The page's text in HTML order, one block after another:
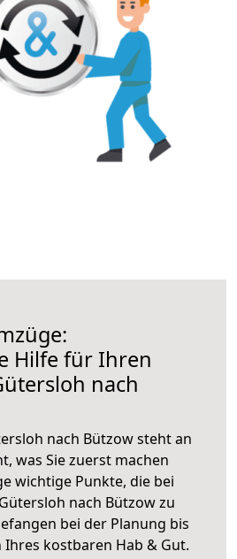
Hilfe für Ihren
nach
nach Bützow steht an
was Sie zuerst machen
wichtige Punkte, die bei
nach Bützow zu
bei der Planung bis
kostbaren Hab & Gut.